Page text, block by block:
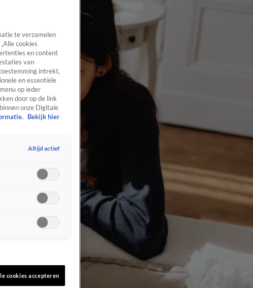
te verzamelen
cookies
en content
van
intrekt,
en essentiële
op ieder
door op de link
onze Digitale
Bekijk hier
Altijd actief
cookies accepteren